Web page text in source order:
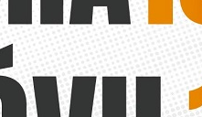
ANTERIOR
El PP de
Agustina
acciones